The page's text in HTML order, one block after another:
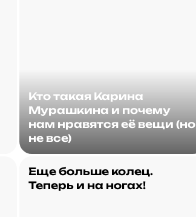
Кто такая Карина
Мурашкина и почему
нам нравятся её вещи (но
не все)
Еще больше колец.
Теперь и на ногах!